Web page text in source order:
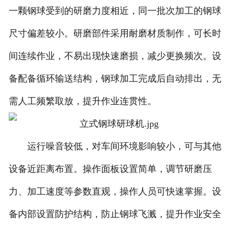
一颗钢球受到的研磨力度相近，同一批次加工的钢球
尺寸偏差较小。研磨部件采用耐磨材质制作，可长时
间连续作业，不易出现快速磨损，减少更换频次。设
备配备循环输送结构，钢球加工完成后自动排出，无
需人工频繁取放，提升作业连贯性。
运行噪音较低，对车间环境影响较小，可与其他
设备近距离布置。操作面板设置简单，调节研磨压
力、加工速度等参数直观，操作人员可快速掌握。设
备内部设置防护结构，防止钢球飞溅，提升作业安全